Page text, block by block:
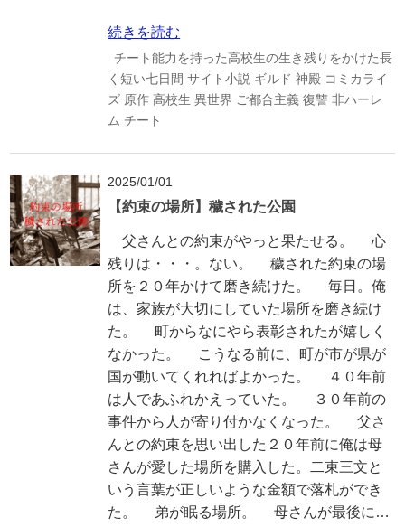
続きを読む
チート能力を持った高校生の生き残りをかけた長
く短い七日間 サイト小説 ギルド 神殿 コミカライ
ズ 原作 高校生 異世界 ご都合主義 復讐 非ハーレ
ム チート
2025/01/01
【約束の場所】穢された公園
父さんとの約束がやっと果たせる。 心
残りは・・・。ない。 穢された約束の場
所を２０年かけて磨き続けた。 毎日。俺
は、家族が大切にしていた場所を磨き続け
た。 町からなにやら表彰されたが嬉しく
なかった。 こうなる前に、町が市が県が
国が動いてくれればよかった。 ４０年前
は人であふれかえっていた。 ３０年前の
事件から人が寄り付かなくなった。 父さ
んとの約束を思い出した２０年前に俺は母
さんが愛した場所を購入した。二束三文と
いう言葉が正しいような金額で落札ができ
た。 弟が眠る場所。 母さんが最後に…